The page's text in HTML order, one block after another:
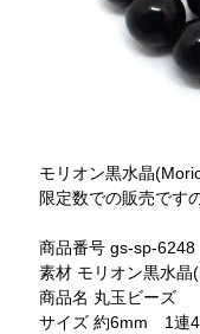
モリオン黒水晶
限定数での販売です
商品番号 gs-sp-6248
素材 モリオン黒水晶
商品名 丸玉ビーズ
サイズ 約6mm 1連